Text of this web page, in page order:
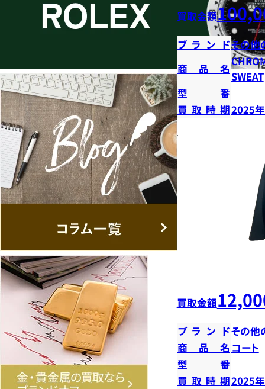
買取金額
ブランドその他
商品名
SWEAT
型番
買取時期2025
買取金額
ブランドその他
商品名 コート
型番
買取時期2025